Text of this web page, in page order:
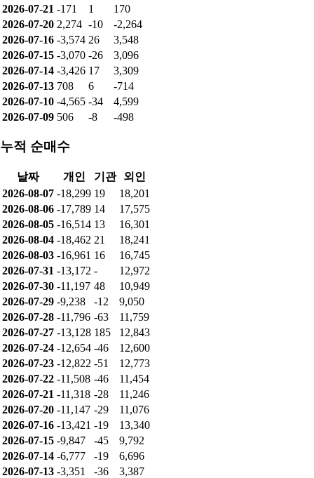
2026-07-21 -171 1
170
2026-07-20 2,274 -10
-2,264
2026-07-16 -3,574 26
3,548
2026-07-15 -3,070 -26
3,096
2026-07-14 -3,426 17
3,309
2026-07-13 708 6
-714
2026-07-10 -4,565 -34
4,599
2026-07-09 506 -8 -498
누적 순매수
날짜 개인 기관
외인
2026-08-07 -18,299 19
18,201
2026-08-06 -17,789 14
17,575
2026-08-05 -16,514 13
16,301
2026-08-04 -18,462 21
18,241
2026-08-03 -16,961 16
16,745
2026-07-31 -13,172 -
12,972
2026-07-30 -11,197 48
10,949
2026-07-29 -9,238 -12
9,050
2026-07-28 -11,796 -63
11,759
2026-07-27 -13,128 185
12,843
2026-07-24 -12,654 -46
12,600
2026-07-23 -12,822 -51
12,773
2026-07-22 -11,508 -46
11,454
2026-07-21 -11,318 -28
11,246
2026-07-20 -11,147 -29
11,076
2026-07-16 -13,421 -19
13,340
2026-07-15 -9,847 -45
9,792
2026-07-14 -6,777 -19
6,696
2026-07-13 -3,351 -36
3,387